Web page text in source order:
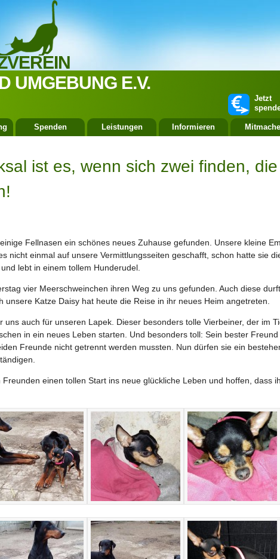
UMGEBUNG E.V.
Jetzt
Spenden Leistungen Informieren
ist es, wenn sich zwei finden,
Fellnasen ein schönes neues Zuhause gefunden. Unsere kleine
nicht einmal auf unsere Vermittlungsseiten geschafft, schon hatte sie
lebt in einem tollem Hunderudel.
vier Meerschweinchen ihren Weg zu uns gefunden. Auch diese
unsere Katze Daisy hat heute die Reise in ihr neues Heim angetreten.
uns auch für unseren Lapek. Dieser besonders tolle Vierbeiner, der im
in ein neues Leben starten. Und besonders toll: Sein bester
Freunde nicht getrennt werden mussten. Nun dürfen sie ein
einen tollen Start ins neue glückliche Leben und hoffen, dass